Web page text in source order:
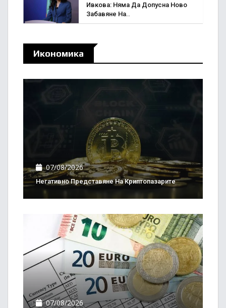
Ивкова: Няма Да Допусна Ново
Забавяне На..
Икономика
07/08/2026
Негативно Представяне На Криптопазарите
07/08/2026